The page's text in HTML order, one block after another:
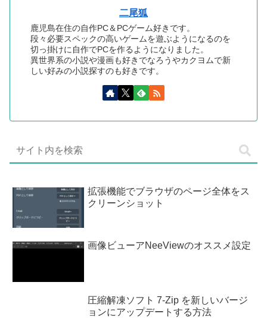
二尾狐
鹿児島在住の自作PC＆PCゲーム好きです。
段々必要スペックの高いゲームを遊ぶようになるのを
切っ掛けに自作でPCを作るようになりました。
異世界系の小説や漫画も好きでなろうやカクヨムで新
しい好みの小説探すのも好きです。
拡張機能でブラウザのページ全体をス
クリーンショット
画像ビューアNeeViewのオススメ設定
圧縮解凍ソフト 7-Zip を新しいバージ
ョンにアップデートする方法